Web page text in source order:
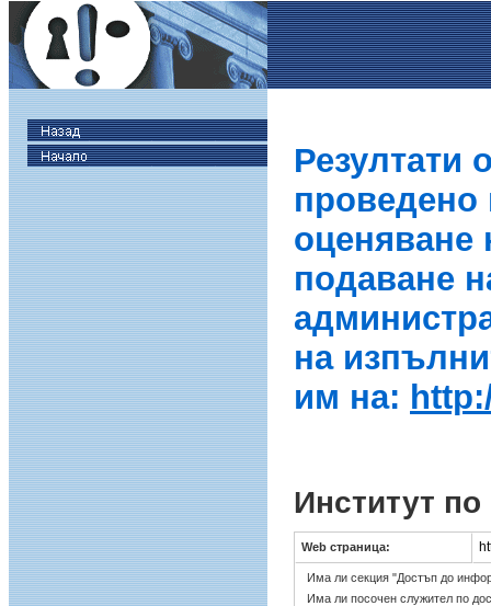
Резултати
проведено
оценяване
подаване
на
им на:
Институт
Web страница:
Има ли секция "Достъп до
Има ли посочен служител по